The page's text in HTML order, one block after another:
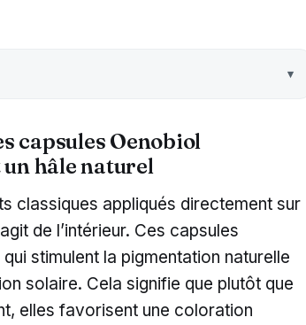
capsules Oenobiol
hâle naturel
classiques appliqués directement sur
de l’intérieur. Ces capsules
stimulent la pigmentation naturelle
solaire. Cela signifie que plutôt que
elles favorisent une coloration